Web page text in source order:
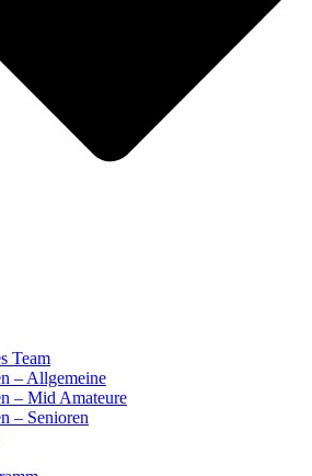
Team
– Allgemeine
– Mid Amateure
– Senioren